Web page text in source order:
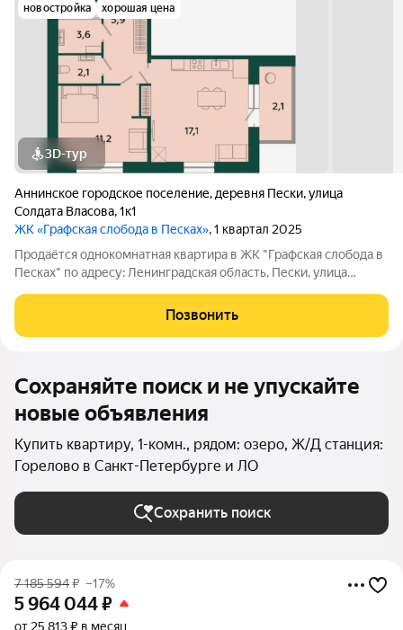
новостройка хорошая цена
3D-тур
Аннинское городское поселение, деревня Пески,улица
Солдата Власова,1к1
ЖК «Графская слобода в Песках», 1 квартал 2025
Продаётся однокомнатная квартира в ЖК "Графская слобода в
Песках" по адресу: Ленинградская область, Пески, улица
59 минутах на транспорте от метро "Проспект Ветеранов",
рядом с ж/д
Позвонить
Сохраняйте поиск и не упускайте
новые объявления
Купить квартиру, 1-комн., рядом: озеро, Ж/Д станция:
Горелово в Санкт-Петербурге и ЛО
Сохранить поиск
7 185 594₽ –17%
5 964 044₽
от 25 813 ₽ в месяц